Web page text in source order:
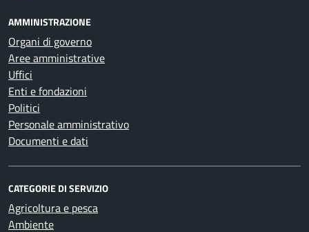
AMMINISTRAZIONE
Organi di governo
Aree amministrative
Uffici
Enti e fondazioni
Politici
Personale amministrativo
Documenti e dati
CATEGORIE DI SERVIZIO
Agricoltura e pesca
Ambiente